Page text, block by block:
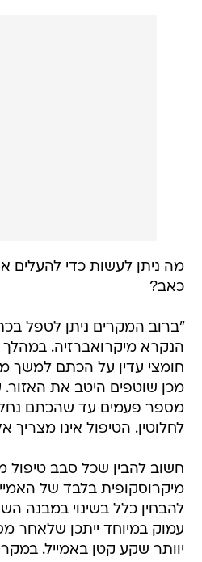
מה ניתן לעשות כדי להעלים
כאב?
"ברוב המקרים ניתן לטפל
הנקרא מיקרואברזיה. במהלך
חומצי עדין על הכתם למשך
מכן שוטפים היטב את האזור.
מספר פעמים עד שהכתם
לחלוטין. הטיפול אינו מצריך
חשוב להבין שכל סבב טיפול
מיקרוסקופית בלבד של
להבחין כלל בשינוי במבנה
עמוק במיוחד ייתכן שלאחר
יוותר שקע קטן באמייל.